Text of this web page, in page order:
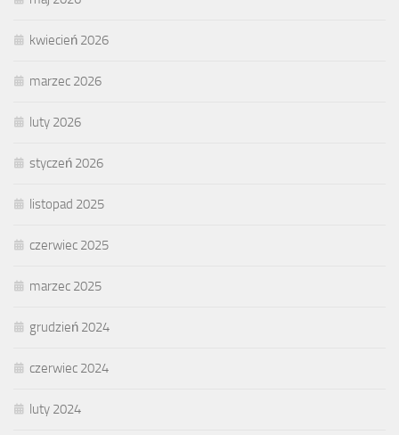
kwiecień 2026
marzec 2026
luty 2026
styczeń 2026
listopad 2025
czerwiec 2025
marzec 2025
grudzień 2024
czerwiec 2024
luty 2024